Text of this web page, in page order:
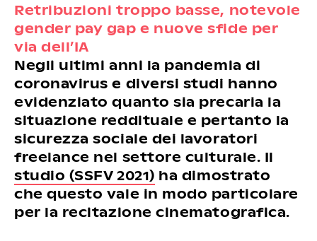
Retribuzioni troppo basse, notevole
gender pay gap e nuove sfide per
via dell’IA
Negli ultimi anni la pandemia di
coronavirus e diversi studi hanno
evidenziato quanto sia precaria la
situazione reddituale e pertanto la
sicurezza sociale dei lavoratori
freelance nel settore culturale. Il
studio (SSFV 2021) ha dimostrato
che questo vale in modo particolare
per la recitazione cinematografica.